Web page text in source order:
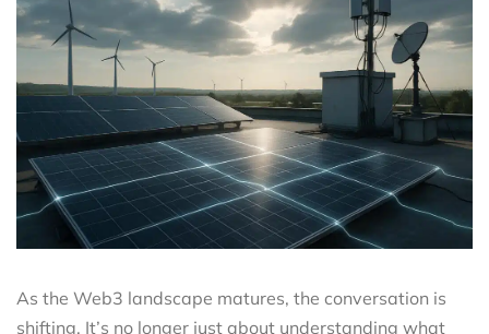
As the Web3 landscape matures, the conversation is
shifting. It’s no longer just about understanding what